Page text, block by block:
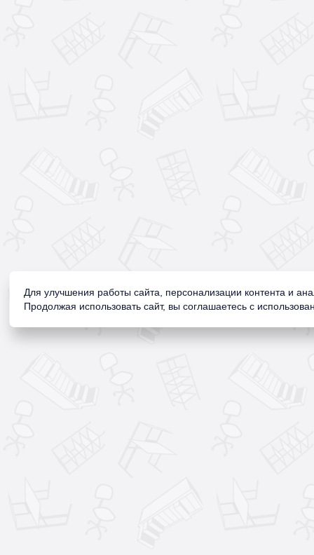
Для улучшения работы сайта, персонализации контента и
Продолжая использовать сайт, вы соглашаетесь с